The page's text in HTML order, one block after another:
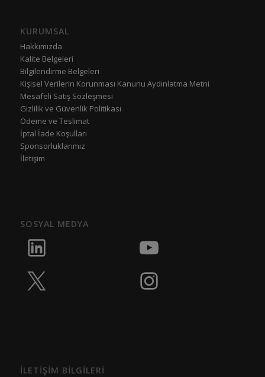
KURUMSAL
Hakkımızda
Kalite Belgeleri
Bilgilendirme Belgeleri
Kişisel Verilerin Korunması Kanunu Aydınlatma Metni
Mesafeli Satış Sözleşmesi
Gizlilik ve Güvenlik Politikası
Ödeme ve Teslimat
İptal İade Koşulları
Sponsorluklarımız
İletişim
SOSYAL MEDYA
İLETİŞİM BİLGİLERİ